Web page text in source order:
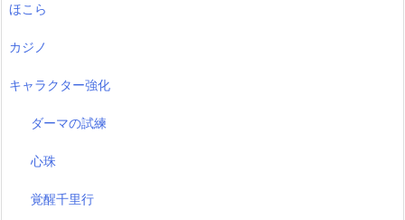
ほこら
カジノ
キャラクター強化
ダーマの試練
心珠
覚醒千里行